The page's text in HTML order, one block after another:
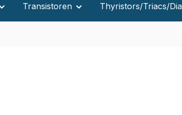
Transistoren Thyristors/Triacs/